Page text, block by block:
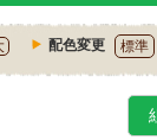
配色変更 標準